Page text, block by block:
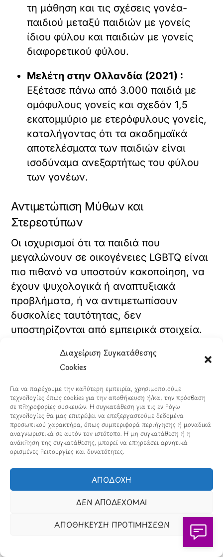
Διαχείριση Συγκατάθεσης
Cookies
Για να παρέχουμε την καλύτερη εμπειρία, χρησιμοποιούμε
τεχνολογίες όπως cookies για την αποθήκευση ή/και την πρόσβαση
σε πληροφορίες συσκευών. Η συγκατάθεση για τις εν λόγω
τεχνολογίες θα μας επιτρέψει να επεξεργαστούμε δεδομένα
προσωπικού χαρακτήρα, όπως συμπεριφορά περιήγησης ή μοναδικά
αναγνωριστικά σε αυτόν τον ιστότοπο. Η μη συγκατάθεση ή η
ανάκληση της συγκατάθεσης, μπορεί να επηρεάσει αρνητικά
ορισμένες λειτουργίες και δυνατότητες.
ΑΠΟΔΟΧΗ
ΔΕΝ ΑΠΟΔΕΧΟΜΑΙ
ΑΠΟΘΗΚΕΥΣΗ ΠΡΟΤΙΜΗΣΕΩΝ
τη μάθηση και τις σχέσεις γονέα-
παιδιού μεταξύ παιδιών με γονείς
ίδιου φύλου και παιδιών με γονείς
διαφορετικού φύλου.
Μελέτη στην Ολλανδία (2021) :
Εξέτασε πάνω από 3.000 παιδιά με
ομόφυλους γονείς και σχεδόν 1,5
εκατομμύριο με ετερόφυλους γονείς,
καταλήγοντας ότι τα ακαδημαϊκά
αποτελέσματα των παιδιών είναι
ισοδύναμα ανεξαρτήτως του φύλου
των γονέων.
Αντιμετώπιση Μύθων και
Στερεοτύπων
Οι ισχυρισμοί ότι τα παιδιά που
μεγαλώνουν σε οικογένειες LGBTQ είναι
πιο πιθανό να υποστούν κακοποίηση, να
έχουν ψυχολογικά ή αναπτυξιακά
προβλήματα, ή να αντιμετωπίσουν
δυσκολίες ταυτότητας, δεν
υποστηρίζονται από εμπειρικά στοιχεία.
περιβάλλον σταθερότητας, η υποστήριξη
και η αγάπη αποτελούν τους
καθοριστικούς παράγοντες για την
ευημερία των παιδιών.
Συμπέρασμα Επιστημονικής
Προσέγγισης
Η επιστημονική κοινότητα συμφωνεί ότι η
σεξουαλική ταυτότητα των γονέων δεν
που αποκλείει τους LGBTQ γονείς από το
να υιοθετήσουν ή να χρησιμοποιήσουν